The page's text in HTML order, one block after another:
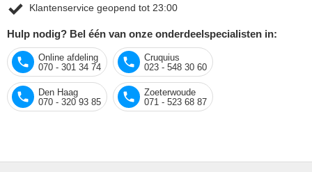
Klantenservice geopend tot 23:00
Hulp nodig? Bel één van onze onderdeelspecialisten in:
Online afdeling
070 - 301 34 74
Cruquius
023 - 548 30 60
Den Haag
070 - 320 93 85
Zoeterwoude
071 - 523 68 87